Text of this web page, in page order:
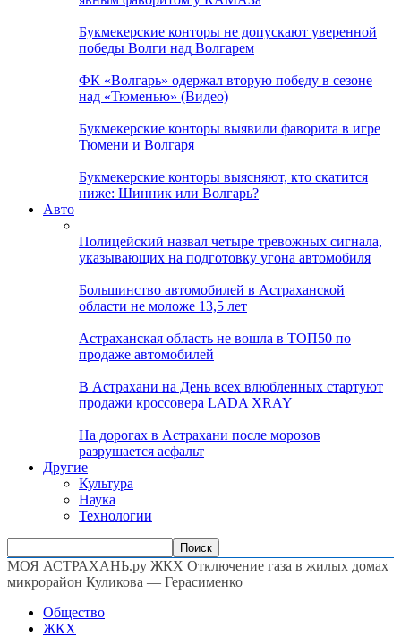
Букмекерские конторы не допускают уверенной
победы Волги над Волгарем
ФК «Волгарь» одержал вторую победу в сезоне
над «Тюменью» (Видео)
Букмекерские конторы выявили фаворита в игре
Тюмени и Волгаря
Букмекерские конторы выясняют, кто скатится
ниже: Шинник или Волгарь?
Авто
Полицейский назвал четыре тревожных сигнала,
указывающих на подготовку угона автомобиля
Большинство автомобилей в Астраханской
области не моложе 13,5 лет
Астраханская область не вошла в ТОП50 по
продаже автомобилей
В Астрахани на День всех влюбленных стартуют
продажи кроссовера LADA XRAY
На дорогах в Астрахани после морозов
разрушается асфальт
Другие
Культура
Наука
Технологии
МОЯ АСТРАХАНЬ.ру ЖКХ Отключение газа в жилых домах
микрорайон Куликова — Герасименко
Общество
ЖКХ